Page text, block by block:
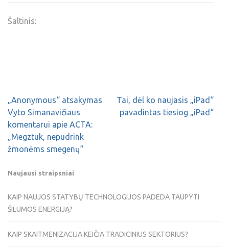
Šaltinis:
„Anonymous“ atsakymas
Vyto Simanavičiaus
komentarui apie ACTA:
„Megztuk, nepudrink
žmonėms smegenų“
Tai, dėl ko naujasis „iPad“
pavadintas tiesiog „iPad“
Naujausi straipsniai
KAIP NAUJOS STATYBŲ TECHNOLOGIJOS PADEDA TAUPYTI
ŠILUMOS ENERGIJĄ?
KAIP SKAITMENIZACIJA KEIČIA TRADICINIUS SEKTORIUS?